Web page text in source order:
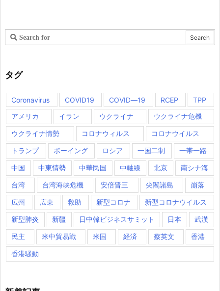
タグ
Coronavirus COVID19 COVID―19 RCEP
TPP
アメリカ
イラン ウクライナ ウクライナ危機
ウクライナ情勢 コロナウィルス コロナウイルス
トランプ ボーイング ロシア 一国二制 一帯一路
中国 中東情勢 中華民国 中軸線 北京 南シナ海
台湾 台湾海峡危機 安倍晋三 尖閣諸島 崩落
広州 広東 救助 新型コロナ 新型コロナウイルス
新型肺炎 新疆 日中韓ビジネスサミット 日本 武漢
民主 米中貿易戦 米国 経済 蔡英文 香港
香港騒動